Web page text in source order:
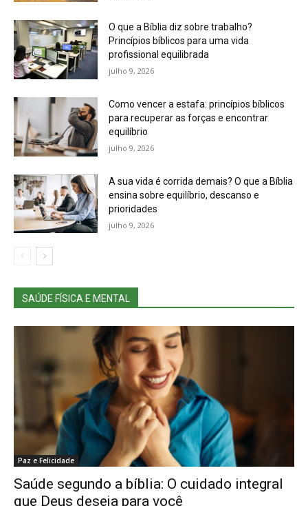
O que a Bíblia diz sobre trabalho?
Princípios bíblicos para uma vida
profissional equilibrada
julho 9, 2026
Como vencer a estafa: princípios bíblicos
para recuperar as forças e encontrar
equilíbrio
julho 9, 2026
A sua vida é corrida demais? O que a Bíblia
ensina sobre equilíbrio, descanso e
prioridades
julho 9, 2026
SAÚDE FÍSICA E MENTAL
Paz e Felicidade
Saúde segundo a bíblia: O cuidado integral
que Deus deseja para você